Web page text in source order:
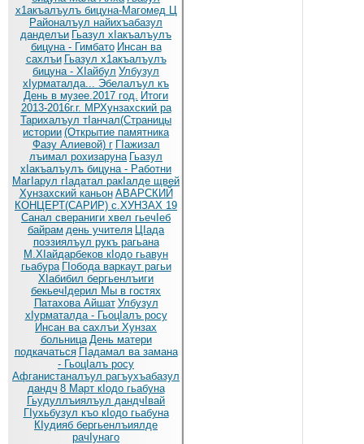
х1акъалъулъ бицуна-Магомед Ц
Районалъул найихъабазул
данделъи Гьазул хIакъалъулъ
бицуна - Гимбато Инсан ва
сахлъи Гьазул х1акъалъулъ
бицуна - ХIайбул Улбузул
хIурматалда... Эбелалъул къ
День в музее.2017 год. Итоги
2013-2016г.г. МРХунзахский ра
Тарихалъул тIанчал(Страницы
истории (Открытие памятника
Фазу Алиевой) г ГIажизал
лъимал рохизаруна Гьазул
хIакъалъулъ бицуна - Работни
МагIарул гIадатал ракIалде щвей
Хунзахский каньон АВАРСКИЙ
КОНЦЕРТ(САРИР) с.ХУНЗАХ 19
Санал свераниги хвел гьечIеб
байрам день учителя ЦIада
поэзиялъул рукъ рагьана
М.ХIайдарбеков кIодо гьавун
гьабура ГIобода варкаут рагьи
ХIабибил бергьенлъиги
бекьечIдерил Мы в гостях
Патахова Айшат Улбузул
хIурматалда - ГьоцIалъ росу
Инсан ва сахлъи Хунзах
больница День матери
подкачаться ГIадамал ва замана
- ГьоцIалъ росу
Афганистаналъул рагъухъабазул
дандч 8 Март кIодо гьабуна
Гьудуллъиялъул дандчIвай
ГIухьбузул къо кIодо гьабуна
КIудияб бергьенлъиялде
рачIунаго